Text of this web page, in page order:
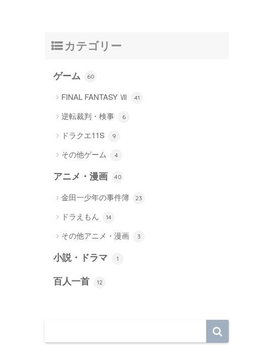
カテゴリー
ゲーム 60
FINAL FANTASY Ⅶ 41
逆転裁判・検事 6
ドラクエ11S 9
その他ゲーム 4
アニメ・漫画 40
金田一少年の事件簿 23
ドラえもん 14
その他アニメ・漫画 3
小説・ドラマ 1
百人一首 12